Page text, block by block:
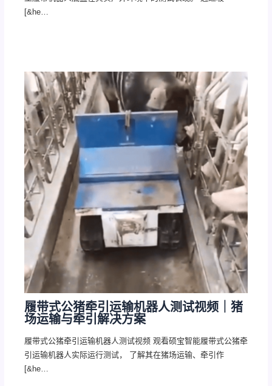
[&he…
履带式公猪牵引运输机器人测试视频｜猪
场运输与牵引解决方案
履带式公猪牵引运输机器人测试视频 观看硕宝智能履带式公猪牵
引运输机器人实际运行测试， 了解其在猪场运输、牵引作
[&he…